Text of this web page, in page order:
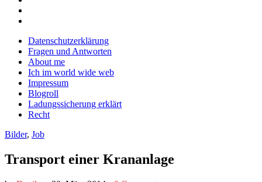
Facebook
anzeigen
Twitter
anzeigen
auf
Instagram
anzeigen
Main
menu
Skip
content
Datenschutzerklärung
Fragen und Antworten
About me
Ich im world wide web
Impressum
Blogroll
Ladungssicherung erklärt
Recht
Bilder, Job
Transport einer Krananlage